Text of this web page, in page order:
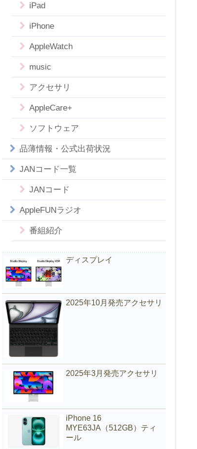
iPad
iPhone
AppleWatch
music
アクセサリ
AppleCare+
ソフトウェア
品薄情報・公式出荷状況
JANコード一覧
JANコード
AppleFUNラジオ
番組紹介
ディスプレイ
2025年10月発売アクセサリ
2025年3月発売アクセサリ
iPhone 16
MYE63JA（512GB）ティ
ール